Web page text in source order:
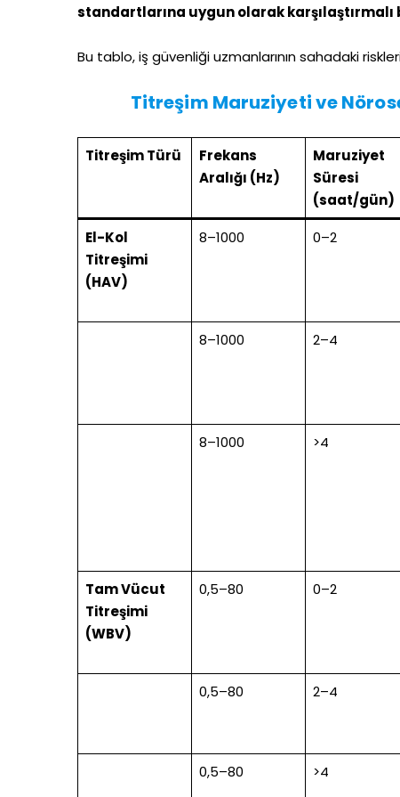
standartlarına uygun olarak
Bu tablo, iş güvenliği uzmanlarının sahadaki
Titreşim Maruziyeti ve
Titreşim Türü
Frekans
Aralığı (Hz)
Maruziyet
Süresi
(saat/gün)
El-Kol
Titreşimi
(HAV)
8–1000 0–2
8–1000 2–4
8–1000
>4
Tam Vücut
Titreşimi
(WBV)
0,5–80 0–2
0,5–80
2–4
0,5–80
>4